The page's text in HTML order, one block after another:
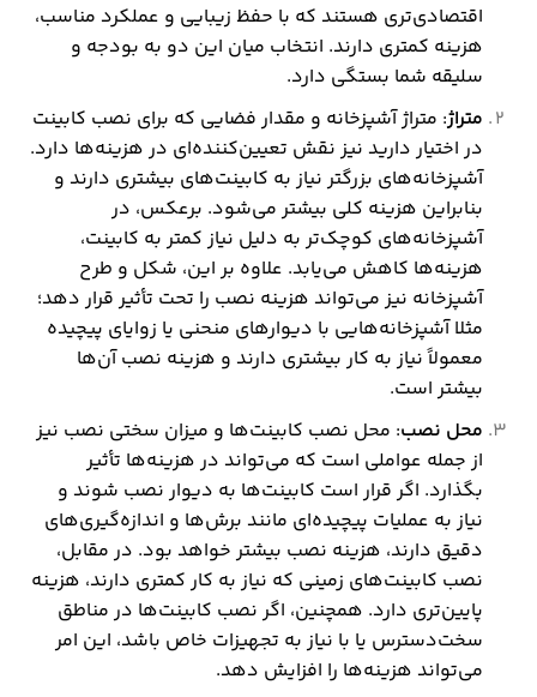
اقتصادی‌تری هستند که با حفظ زیبایی و عملکرد مناسب،
هزینه کمتری دارند. انتخاب میان این دو به بودجه و
سلیقه شما بستگی دارد.
متراژ: متراژ آشپزخانه و مقدار فضایی که برای نصب کابینت
در اختیار دارید نیز نقش تعیین‌کننده‌ای در هزینه‌ها دارد.
آشپزخانه‌های بزرگتر نیاز به کابینت‌های بیشتری دارند و
بنابراین هزینه کلی بیشتر می‌شود. برعکس، در
آشپزخانه‌های کوچک‌تر به دلیل نیاز کمتر به کابینت،
هزینه‌ها کاهش می‌یابد. علاوه بر این، شکل و طرح
آشپزخانه نیز می‌تواند هزینه نصب را تحت تأثیر قرار دهد؛
مثلا آشپزخانه‌هایی با دیوارهای منحنی یا زوایای پیچیده
معمولاً نیاز به کار بیشتری دارند و هزینه نصب آن‌ها
بیشتر است.
محل نصب: محل نصب کابینت‌ها و میزان سختی نصب نیز
از جمله عواملی است که می‌تواند در هزینه‌ها تأثیر
بگذارد. اگر قرار است کابینت‌ها به دیوار نصب شوند و
نیاز به عملیات پیچیده‌ای مانند برش‌ها و اندازه‌گیری‌های
دقیق دارند، هزینه نصب بیشتر خواهد بود. در مقابل،
نصب کابینت‌های زمینی که نیاز به کار کمتری دارند، هزینه
پایین‌تری دارد. همچنین، اگر نصب کابینت‌ها در مناطق
سخت‌دسترس یا با نیاز به تجهیزات خاص باشد، این امر
می‌تواند هزینه‌ها را افزایش دهد.